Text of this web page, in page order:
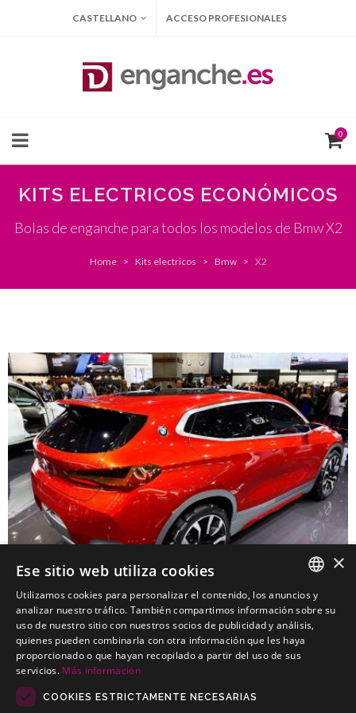
CASTELLANO ACCESO PROFESIONALES
0
KITS ELECTRICOS ECONÓMICOS
Bolas de enganche para todos los modelos de Bmw X2
Home Kits electricos Bmw X2
BMW X2 SUV
Kits electricos económicos para BMW X2 SUV
SPANISH
PORTUGUESE
×
Ese sitio web utiliza cookies
Utilizamos cookies para personalizar el contenido, los anuncios y
analizar nuestro tráfico. También compartimos información sobre su
uso de nuestro sitio con nuestros socios de publicidad y análisis,
quienes pueden combinarla con otra información que les haya
proporcionado o que hayan recopilado a partir del uso de sus
servicios. Más información
COOKIES ESTRICTAMENTE NECESARIAS